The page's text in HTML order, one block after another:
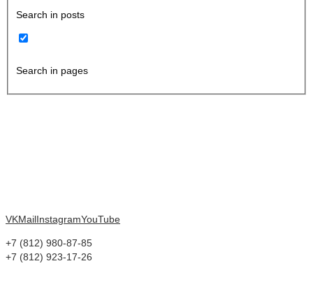
Search in posts
Search in pages
VKMailInstagramYouTube
+7 (812) 980-87-85
+7 (812) 923-17-26